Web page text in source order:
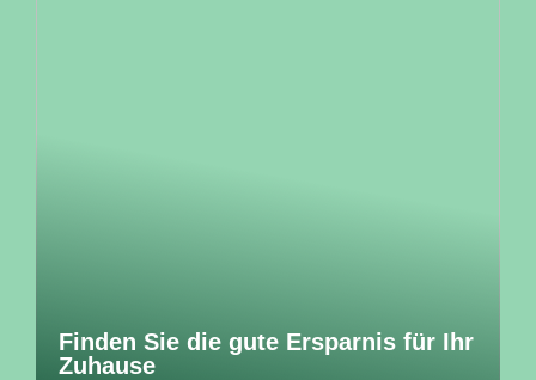
Finden Sie die gute Ersparnis für Ihr
Zuhause